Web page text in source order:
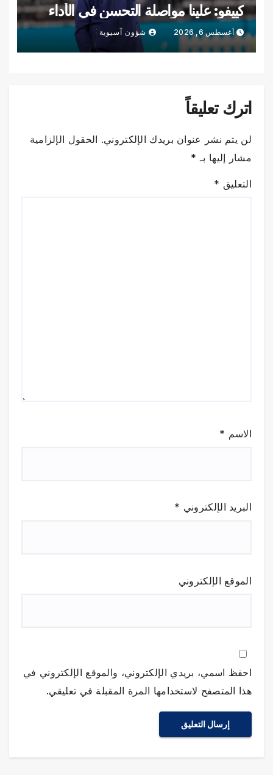
كييفو: علينا مواصلة التحسن في الأداء
أغسطس 6, 2026 شؤون آسيوية
اترك تعليقاً
لن يتم نشر عنوان بريدك الإلكتروني. الحقول الإلزامية
مشار إليها بـ *
التعليق *
الاسم *
البريد الإلكتروني *
الموقع الإلكتروني
احفظ اسمي، بريدي الإلكتروني، والموقع الإلكتروني في
هذا المتصفح لاستخدامها المرة المقبلة في تعليقي.